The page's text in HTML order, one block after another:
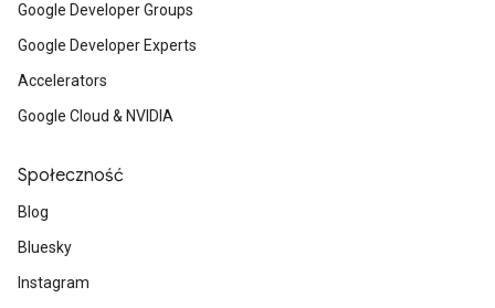
Google Developer Groups
Google Developer Experts
Accelerators
Google Cloud & NVIDIA
Społeczność
Blog
Bluesky
Instagram